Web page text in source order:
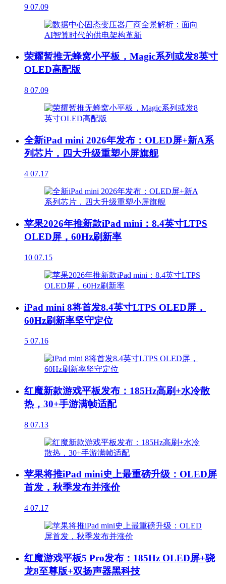
9 07.09
荣耀暂推无蜂窝小平板，Magic系列或发8英寸
OLED高配版
8 07.09
全新iPad mini 2026年发布：OLED屏+新A系
列芯片，四大升级重塑小屏旗舰
4 07.17
苹果2026年推新款iPad mini：8.4英寸LTPS
OLED屏，60Hz刷新率
10 07.15
iPad mini 8将首发8.4英寸LTPS OLED屏，
60Hz刷新率坚守定位
5 07.16
红魔新款游戏平板发布：185Hz高刷+水冷散
热，30+手游满帧适配
8 07.13
苹果将推iPad mini史上最重磅升级：OLED屏
首发，秋季发布并涨价
4 07.17
红魔游戏平板5 Pro发布：185Hz OLED屏+骁
龙8至尊版+双扬声器黑科技